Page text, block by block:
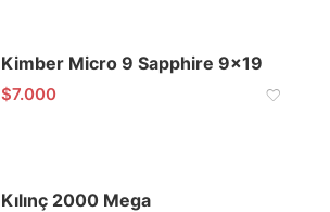
Kimber Micro 9 Sapphire 9×19
$7.000
Kılınç 2000 Mega